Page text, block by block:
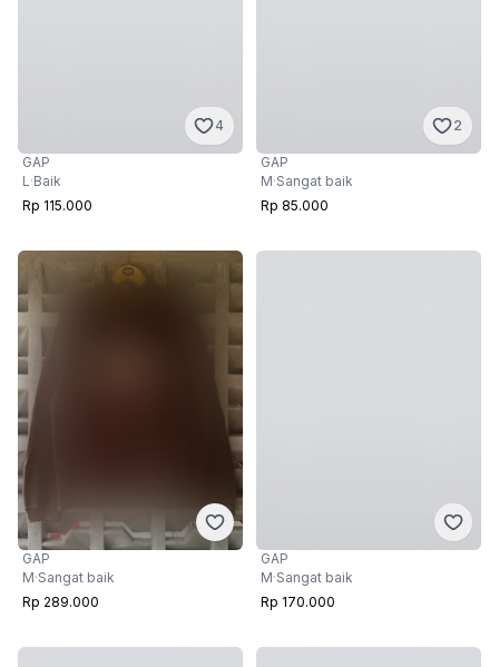
4
GAP
L·Baik
Rp 115.000
2
GAP
M·Sangat baik
Rp 85.000
GAP
M·Sangat baik
Rp 289.000
GAP
M·Sangat baik
Rp 170.000